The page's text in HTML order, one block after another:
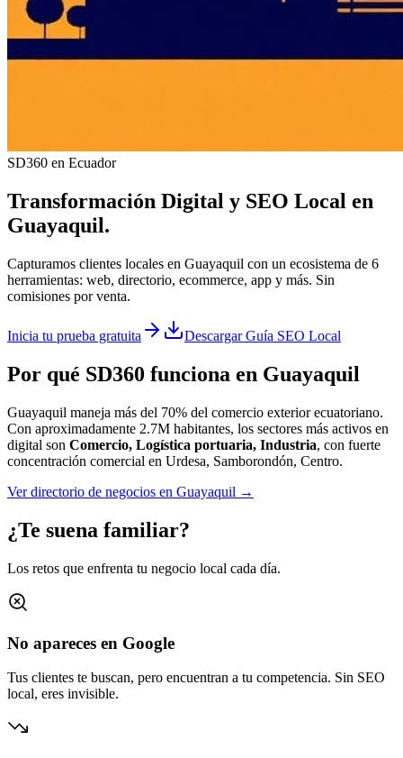
SD360 en Ecuador
Transformación Digital y SEO Local en
Guayaquil.
Capturamos clientes locales en Guayaquil con un ecosistema de 6
herramientas: web, directorio, ecommerce, app y más. Sin
comisiones por venta.
Inicia tu prueba gratuita Descargar Guía SEO Local
Por qué SD360 funciona en Guayaquil
Guayaquil maneja más del 70% del comercio exterior ecuatoriano.
Con aproximadamente 2.7M habitantes, los sectores más activos en
digital son Comercio, Logística portuaria, Industria, con fuerte
concentración comercial en Urdesa, Samborondón, Centro.
Ver directorio de negocios en Guayaquil →
¿Te suena familiar?
Los retos que enfrenta tu negocio local cada día.
No apareces en Google
Tus clientes te buscan, pero encuentran a tu competencia. Sin SEO
local, eres invisible.